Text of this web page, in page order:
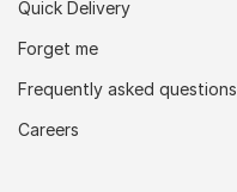
Quick Delivery
Forget me
Frequently asked questions
Careers